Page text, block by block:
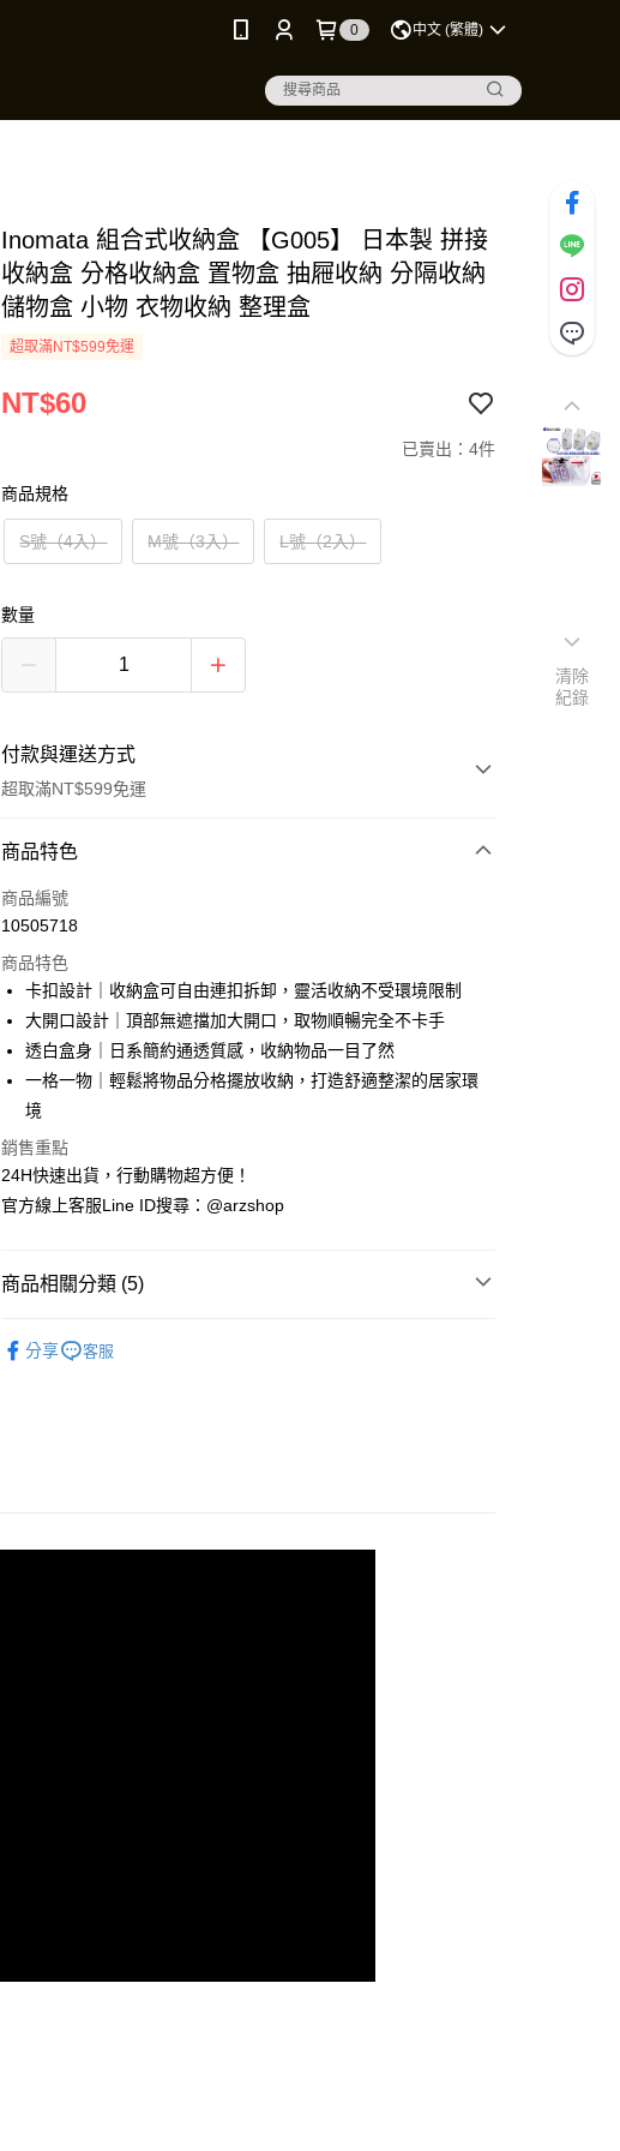
0 中文 (繁體)
Inomata 組合式收納盒 【G005】 日本製 拼接
收納盒 分格收納盒 置物盒 抽屜收納 分隔收納
儲物盒 小物 衣物收納 整理盒
超取滿NT$599免運
NT$60
已賣出：4件
商品規格
S號（4入） M號（3入） L號（2入）
數量
付款與運送方式
超取滿NT$599免運
付款方式
信用卡一次付款
LINE Pay
Apple Pay
街口支付
Google Pay
全盈+PAY
ATM付款
運送方式
每筆NT$60，滿NT$599(含以上)免運費
商品特色
商品編號
10505718
商品特色
卡扣設計｜收納盒可自由連扣拆卸，靈活收納不受環境限制
大開口設計｜頂部無遮擋加大開口，取物順暢完全不卡手
透白盒身｜日系簡約通透質感，收納物品一目了然
一格一物｜輕鬆將物品分格擺放收納，打造舒適整潔的居家環
境
銷售重點
24H快速出貨，行動購物超方便！
官方線上客服Line ID搜尋：@arzshop
商品相關分類 (5)
分享 客服
清除
紀錄